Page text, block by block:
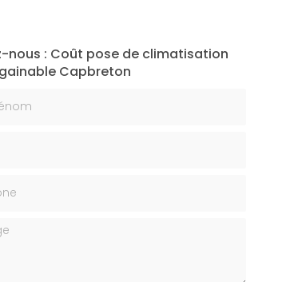
nous : Coût pose de climatisation
Capbreton